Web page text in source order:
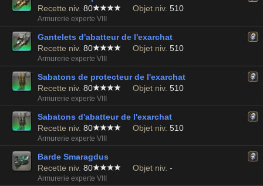
Recette niv. 80 Objet niv. 510
Armurerie experte VIII
Gantelets d'abatteur de l'exarchat
Recette niv. 80 Objet niv. 510
Armurerie experte VIII
Sabatons de protecteur de l'exarchat
Recette niv. 80 Objet niv. 510
Armurerie experte VIII
Sabatons d'abatteur de l'exarchat
Recette niv. 80 Objet niv. 510
Armurerie experte VIII
Barde Smaragdus
Recette niv. 80 Objet niv. -
Armurerie experte VIII